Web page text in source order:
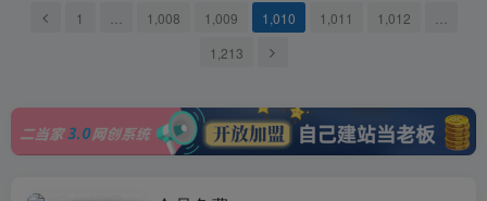
1 1,008 1,009 1,010 1,011 1,012
1,213